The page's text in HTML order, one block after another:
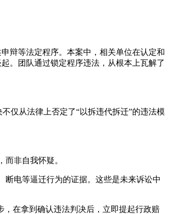
辩等法定程序。本案中，相关单位在认定和
。团队通过锁定程序违法，从根本上瓦解了
仅从法律上否定了“以拆违代拆迁”的违法模
非自我怀疑。
断电等逼迁行为的证据。这些是未来诉讼中
，在拿到确认违法判决后，立即提起行政赔